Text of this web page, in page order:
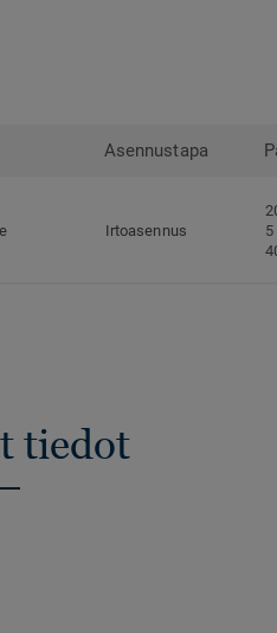
Asennustapa
Irtoasennus
5
tiedot